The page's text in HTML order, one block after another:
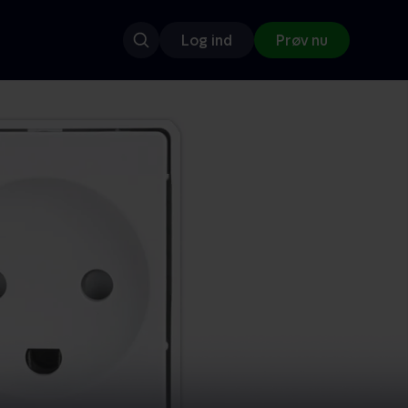
Log ind Prøv nu